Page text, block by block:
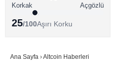
ALTCOİN HABERLERİ
SÖZLÜK
Korkak
Açgözlü
25/100Aşırı Korku
Ana Sayfa ›Altcoin Haberleri